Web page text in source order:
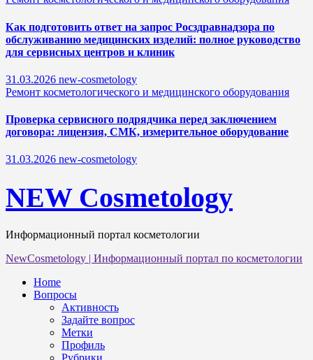
Как подготовить ответ на запрос Росздравнадзора по
обслуживанию медицинских изделий: полное руководство
для сервисных центров и клиник
31.03.2026 new-cosmetology
Ремонт косметологического и медицинского оборудования
Проверка сервисного подрядчика перед заключением
договора: лицензия, СМК, измерительное оборудование
31.03.2026 new-cosmetology
NEW Cosmetology
Информационный портал косметологии
NewCosmetology | Информационный портал по косметологии
Home
Вопросы
Активность
Задайте вопрос
Метки
Профиль